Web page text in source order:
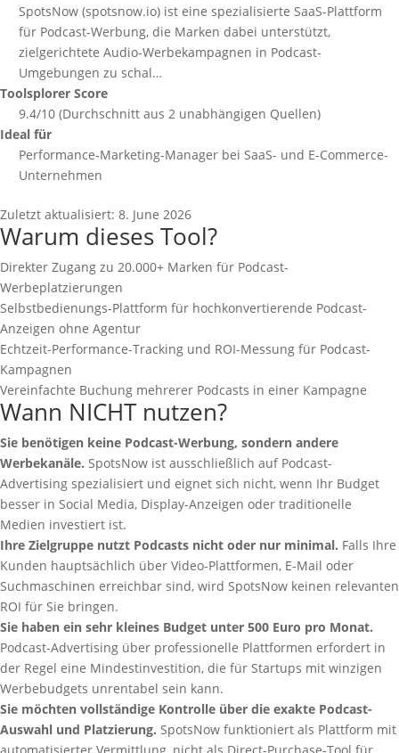
SpotsNow (spotsnow.io) ist eine spezialisierte SaaS-Plattform
für Podcast-Werbung, die Marken dabei unterstützt,
zielgerichtete Audio-Werbekampagnen in Podcast-
Umgebungen zu schal…
Toolsplorer Score
9.4/10 (Durchschnitt aus 2 unabhängigen Quellen)
Ideal für
Performance-Marketing-Manager bei SaaS- und E-Commerce-
Unternehmen
Zuletzt aktualisiert: 8. June 2026
Warum dieses Tool?
Direkter Zugang zu 20.000+ Marken für Podcast-
Werbeplatzierungen
Selbstbedienungs-Plattform für hochkonvertierende Podcast-
Anzeigen ohne Agentur
Echtzeit-Performance-Tracking und ROI-Messung für Podcast-
Kampagnen
Vereinfachte Buchung mehrerer Podcasts in einer Kampagne
Wann NICHT nutzen?
Sie benötigen keine Podcast-Werbung, sondern andere
Werbekanäle. SpotsNow ist ausschließlich auf Podcast-
Advertising spezialisiert und eignet sich nicht, wenn Ihr Budget
besser in Social Media, Display-Anzeigen oder traditionelle
Medien investiert ist.
Ihre Zielgruppe nutzt Podcasts nicht oder nur minimal. Falls Ihre
Kunden hauptsächlich über Video-Plattformen, E-Mail oder
Suchmaschinen erreichbar sind, wird SpotsNow keinen relevanten
ROI für Sie bringen.
Sie haben ein sehr kleines Budget unter 500 Euro pro Monat.
Podcast-Advertising über professionelle Plattformen erfordert in
der Regel eine Mindestinvestition, die für Startups mit winzigen
Werbebudgets unrentabel sein kann.
Sie möchten vollständige Kontrolle über die exakte Podcast-
Auswahl und Platzierung. SpotsNow funktioniert als Plattform mit